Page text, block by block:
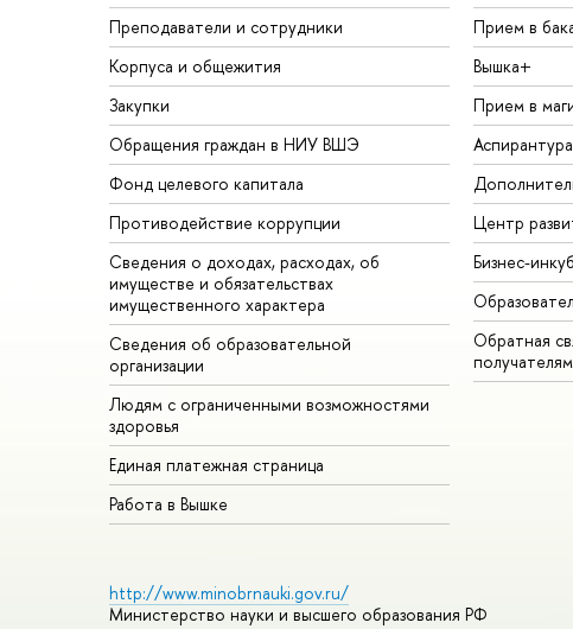
Преподаватели и сотрудники
Корпуса и общежития
Закупки
Обращения граждан в НИУ ВШЭ
Фонд целевого капитала
Противодействие коррупции
Сведения о доходах, расходах, об
имуществе и обязательствах
имущественного характера
Сведения об образовательной
организации
Людям с ограниченными возможностями
здоровья
Единая платежная страница
Работа в Вышке
Прием в
Вышка+
Прием в
Аспирантура
Центр
Бизнес-
Обратная
http://www.minobrnauki.gov.ru/
Министерство науки и высшего образования РФ